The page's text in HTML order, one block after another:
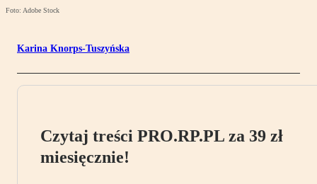
Foto: Adobe Stock
Karina Knorps-Tuszyńska
Czytaj treści PRO.RP.PL za 39 zł
miesięcznie!